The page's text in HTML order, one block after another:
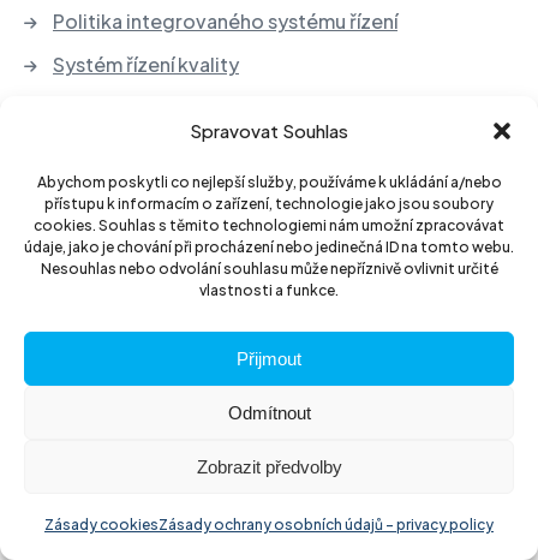
Spravovat Souhlas
Abychom poskytli co nejlepší služby, používáme k ukládání a/nebo
přístupu k informacím o zařízení, technologie jako jsou soubory
cookies. Souhlas s těmito technologiemi nám umožní zpracovávat
údaje, jako je chování při procházení nebo jedinečná ID na tomto webu.
Nesouhlas nebo odvolání souhlasu může nepříznivě ovlivnit určité
vlastnosti a funkce.
Přijmout
Odmítnout
Zobrazit předvolby
Zásady cookiesZásady ochrany osobních údajů – privacy policy
Politika integrovaného systému řízení
Systém řízení kvality
Ochrana osobních údajů
Zpětný odběr elektrozařízení a baterií
Sledujte nás
Vinohradská 184